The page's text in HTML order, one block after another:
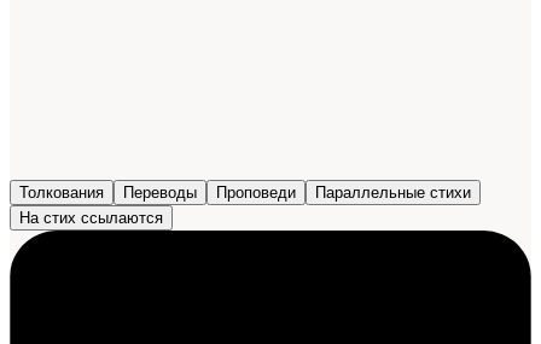
Толкования Переводы Проповеди
Параллельные стихи
На стих ссылаются